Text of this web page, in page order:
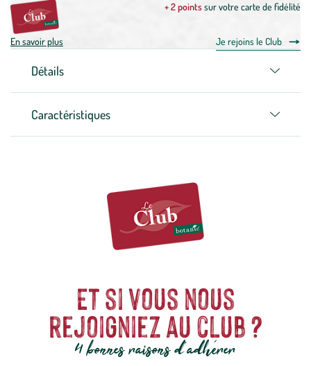
+ 2 pointssur votre carte de fidélité
En savoir plus Je rejoins le Club
Détails
Caractéristiques
Et si vous nous
rejoigniez au club ?
4 bonnes raisons d'adhérer